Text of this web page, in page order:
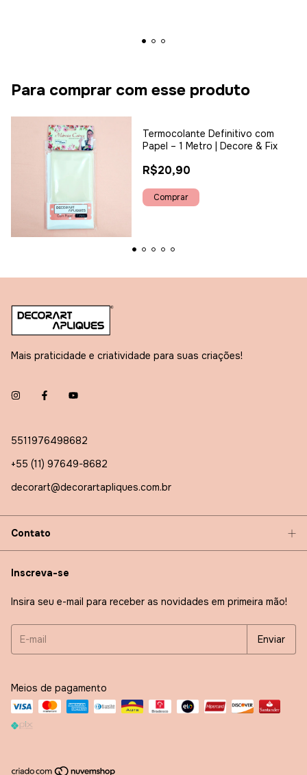
Para comprar com esse produto
Termocolante Definitivo com
Papel – 1 Metro | Decore & Fix
R$20,90
Mais praticidade e criatividade para suas criações!
5511976498682
+55 (11) 97649-8682
decorart@decorartapliques.com.br
Contato
Inscreva-se
Insira seu e-mail para receber as novidades em primeira mão!
Meios de pagamento